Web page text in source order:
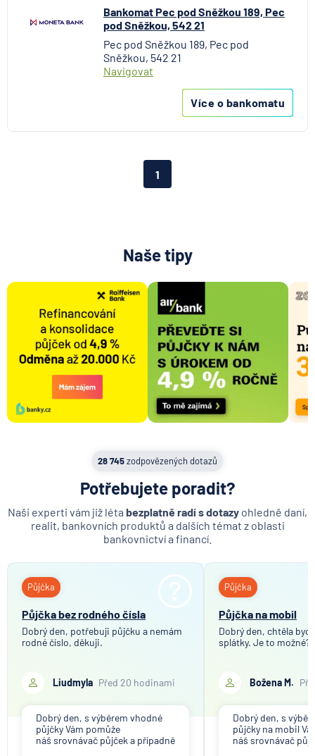
Bankomat Pec pod Sněžkou 189, Pec
pod Sněžkou, 542 21
Pec pod Sněžkou 189, Pec pod
Sněžkou, 542 21
Navigovat
Více o bankomatu
1
Naše tipy
28 745zodpovězených dotazů
Potřebujete poradit?
Naši experti vám již léta bezplatně radí s dotazy ohledně daní,
realit, bankovních produktů a dalších témat z oblasti
bankovnictví a financí.
Půjčka
Půjčka bez rodného čísla
Dobrý den, potřebuji půjčku a nemám
rodné číslo, děkuji.
Liudmyla Před 20 hodinami
Dobrý den, s výběrem vhodné
půjčky Vám pomůže
náš srovnávač půjček a případně
Půjčka
Půjčka na mobil
Dobrý den, chtěla
splátky. Je to možné?
Božena M.
Dobrý den, s
půjčky na mobil
náš srovnávač